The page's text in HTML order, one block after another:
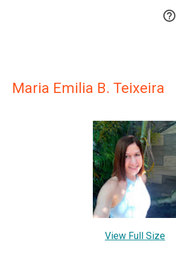

Maria Emilia B. Teixeira
View Full Size